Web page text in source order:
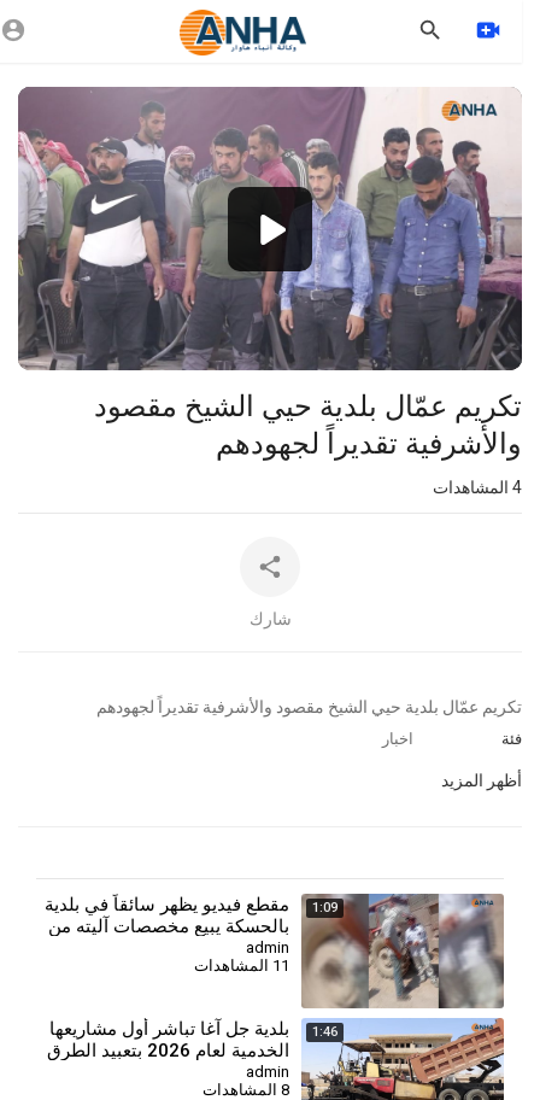
Video
Player
1080p
720p
240p
⁣تكريم عمّال بلدية حيي الشيخ مقصود
والأشرفية تقديراً لجهودهم
المشاهدات
شارك
⁣تكريم عمّال بلدية حيي الشيخ مقصود والأشرفية تقديراً لجهودهم
فئة اخبار
أظهر المزيد
1:09
مقطع فيديو يظهر سائقاً في بلدية
بالحسكة يبيع مخصصات آليته من
المحروقات
admin
11 المشاهدات
1:46
بلدية جل آغا تباشر أول مشاريعها
الخدمية لعام 2026 بتعبيد الطرق
admin
8 المشاهدات